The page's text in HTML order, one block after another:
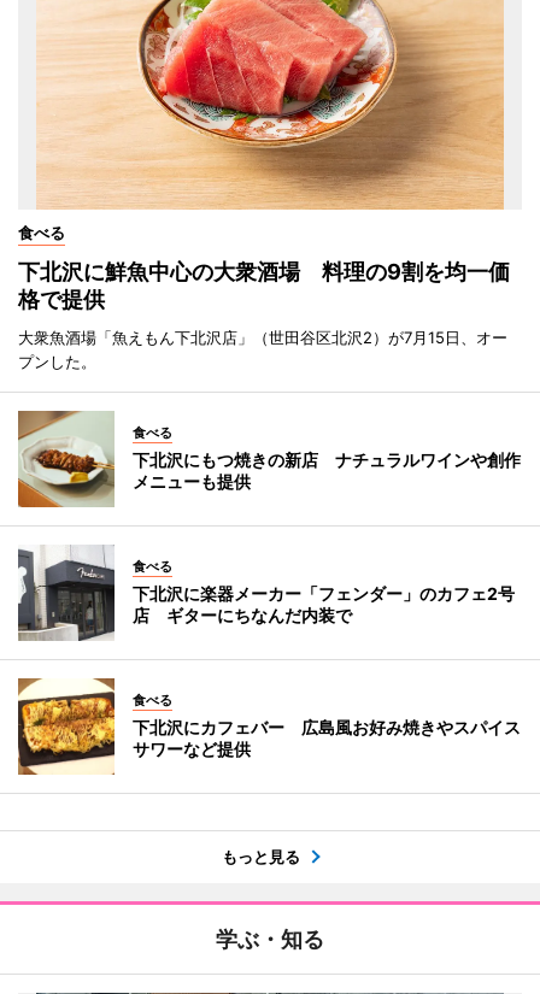
食べる
下北沢に鮮魚中心の大衆酒場 料理の9割を均一価
格で提供
大衆魚酒場「魚えもん下北沢店」（世田谷区北沢2）が7月15日、オー
プンした。
食べる
下北沢にもつ焼きの新店 ナチュラルワインや創作
メニューも提供
食べる
下北沢に楽器メーカー「フェンダー」のカフェ2号
店 ギターにちなんだ内装で
食べる
下北沢にカフェバー 広島風お好み焼きやスパイス
サワーなど提供
もっと見る
学ぶ・知る